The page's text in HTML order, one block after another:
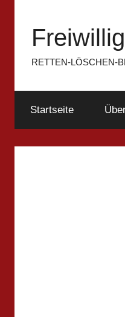
springen
RETTEN-LÖSCHEN-
Startseite